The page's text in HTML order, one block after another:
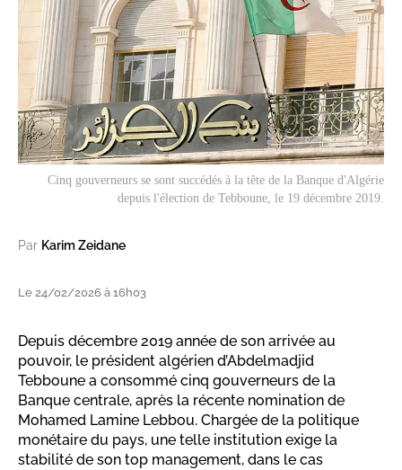
Cinq gouverneurs se sont succédés à la tête de la Banque d'Algérie
depuis l'élection de Tebboune, le 19 décembre 2019.
Par Karim Zeidane
Le 24/02/2026 à 16h03
Depuis décembre 2019 année de son arrivée au
pouvoir, le président algérien d’Abdelmadjid
Tebboune a consommé cinq gouverneurs de la
Banque centrale, après la récente nomination de
Mohamed Lamine Lebbou. Chargée de la politique
monétaire du pays, une telle institution exige la
stabilité de son top management, dans le cas